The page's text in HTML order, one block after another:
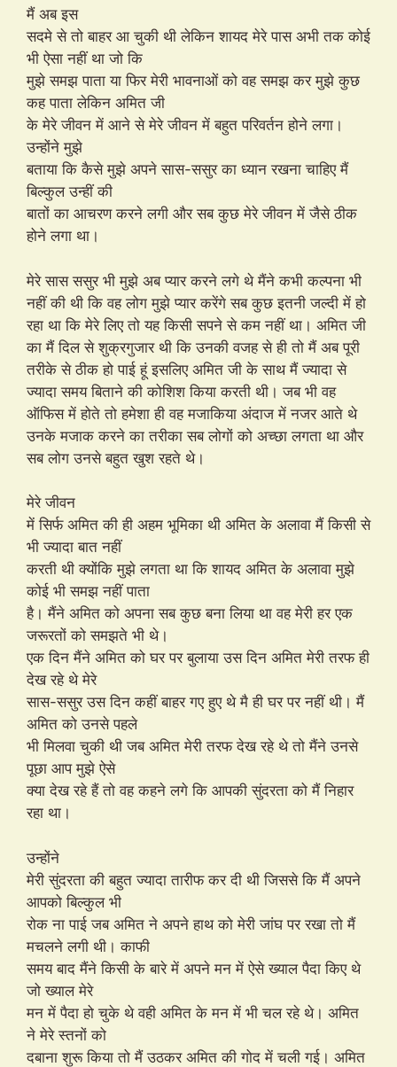
मैं अब इस
सदमे से तो बाहर आ चुकी थी लेकिन शायद मेरे पास अभी तक कोई
भी ऐसा नहीं था जो कि
मुझे समझ पाता या फिर मेरी भावनाओं को वह समझ कर मुझे कुछ
कह पाता लेकिन अमित जी
के मेरे जीवन में आने से मेरे जीवन में बहुत परिवर्तन होने लगा।
उन्होंने मुझे
बताया कि कैसे मुझे अपने सास-ससुर का ध्यान रखना चाहिए मैं
बिल्कुल उन्हीं की
बातों का आचरण करने लगी और सब कुछ मेरे जीवन में जैसे ठीक
होने लगा था।
मेरे सास ससुर भी मुझे अब प्यार करने लगे थे मैंने कभी कल्पना भी
नहीं की थी कि वह लोग मुझे प्यार करेंगे सब कुछ इतनी जल्दी में हो
रहा था कि मेरे लिए तो यह किसी सपने से कम नहीं था। अमित जी
का मैं दिल से शुक्रगुजार थी कि उनकी वजह से ही तो मैं अब पूरी
तरीके से ठीक हो पाई हूं इसलिए अमित जी के साथ मैं ज्यादा से
ज्यादा समय बिताने की कोशिश किया करती थी। जब भी वह
ऑफिस में होते तो हमेशा ही वह मजाकिया अंदाज में नजर आते थे
उनके मजाक करने का तरीका सब लोगों को अच्छा लगता था और
सब लोग उनसे बहुत खुश रहते थे।
मेरे जीवन
में सिर्फ अमित की ही अहम भूमिका थी अमित के अलावा मैं किसी से
भी ज्यादा बात नहीं
करती थी क्योंकि मुझे लगता था कि शायद अमित के अलावा मुझे
कोई भी समझ नहीं पाता
है। मैंने अमित को अपना सब कुछ बना लिया था वह मेरी हर एक
जरूरतों को समझते भी थे।
एक दिन मैंने अमित को घर पर बुलाया उस दिन अमित मेरी तरफ ही
देख रहे थे मेरे
सास-ससुर उस दिन कहीं बाहर गए हुए थे मै ही घर पर नहीं थी। मैं
अमित को उनसे पहले
भी मिलवा चुकी थी जब अमित मेरी तरफ देख रहे थे तो मैंने उनसे
पूछा आप मुझे ऐसे
क्या देख रहे हैं तो वह कहने लगे कि आपकी सुंदरता को मैं निहार
रहा था।
उन्होंने
मेरी सुंदरता की बहुत ज्यादा तारीफ कर दी थी जिससे कि मैं अपने
आपको बिल्कुल भी
रोक ना पाई जब अमित ने अपने हाथ को मेरी जांघ पर रखा तो मैं
मचलने लगी थी। काफी
समय बाद मैंने किसी के बारे में अपने मन में ऐसे ख्याल पैदा किए थे
जो ख्याल मेरे
मन में पैदा हो चुके थे वही अमित के मन में भी चल रहे थे। अमित
ने मेरे स्तनों को
दबाना शुरू किया तो मैं उठकर अमित की गोद में चली गई। अमित